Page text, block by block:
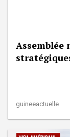
Assemblée
guineeactuelle